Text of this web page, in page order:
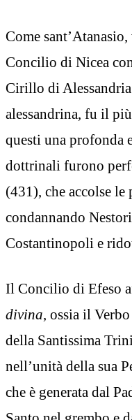
Come
Concilio di Nicea
Cirillo di
alessandrina, fu il
questi una profonda
dottrinali furono
(431), che accolse
condannando
Costantinopoli e
Il Concilio di Efeso
divina, ossia il
della Santissima
nell’unità della sua
che è generata dal